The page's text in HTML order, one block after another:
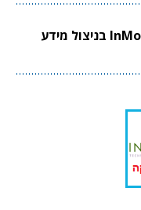
קרן Steel מאשימה את מנכ"ל InMode בניצול מידע